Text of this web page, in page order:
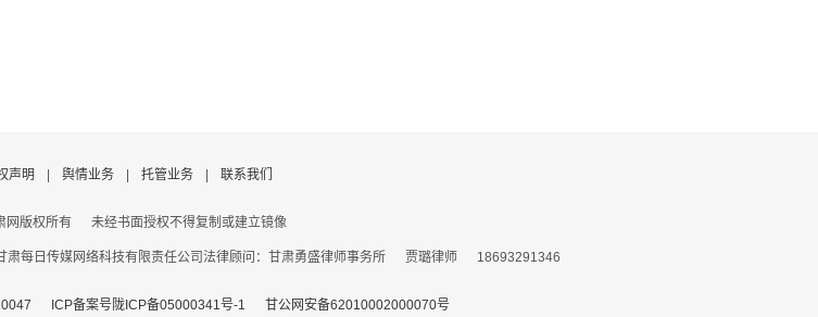
声明 舆情业务 托管业务 联系我们
网版权所有 未经书面授权不得复制或建立镜像
每日传媒网络科技有限责任公司法律顾问：甘肃勇盛律师事务所 贾璐律师 18693291346
ICP备案号陇ICP备05000341号-1 甘公网安备62010002000070号